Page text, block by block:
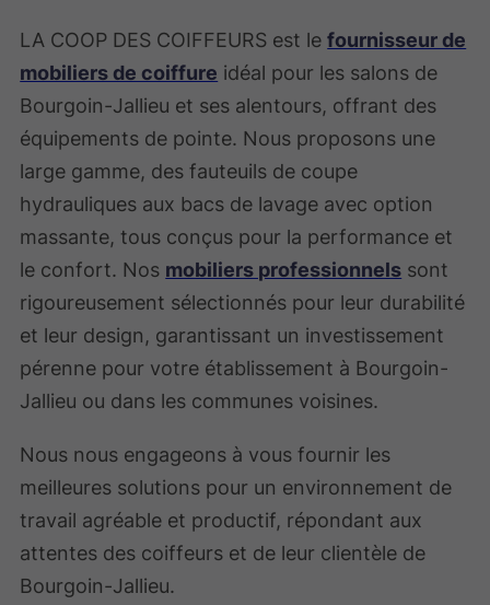
LA COOP DES COIFFEURS est lefournisseur de
mobiliers de coiffure idéal pour les salons de
Bourgoin-Jallieu et ses alentours, offrant des
équipements de pointe. Nous proposons une
large gamme, des fauteuils de coupe
hydrauliques aux bacs de lavage avec option
massante, tous conçus pour la performance et
le confort. Nos mobiliers professionnels sont
rigoureusement sélectionnés pour leur durabilité
et leur design, garantissant un investissement
pérenne pour votre établissement à Bourgoin-
Jallieu ou dans les communes voisines.
Nous nous engageons à vous fournir les
meilleures solutions pour un environnement de
travail agréable et productif, répondant aux
attentes des coiffeurs et de leur clientèle de
Bourgoin-Jallieu.